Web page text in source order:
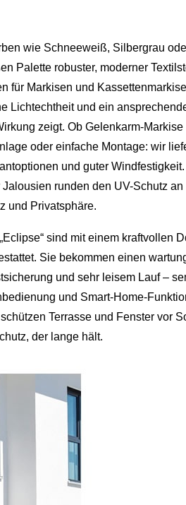
wie Schneeweiß, Silbergrau
Palette robuster, moderner
für Markisen und
Lichtechtheit und ein
zeigt. Ob
oder einfache Montage: wir
und guter
runden den UV-Schutz
und Privatsphäre.
sind mit einem kraftvollen
Sie bekommen einen
und sehr leisem Lauf –
und
Terrasse und Fenster vor
der lange hält.